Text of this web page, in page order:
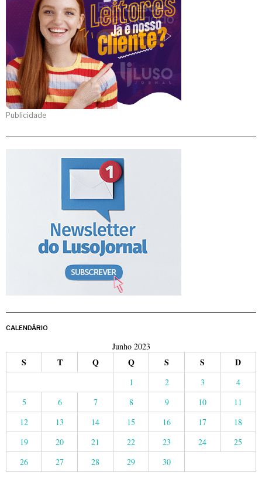
Publicidade
CALENDÁRIO
Junho 2023
S T Q Q S S D
1 2 3
4
5
6 7 8 9 10
11
12
13 14 15 16 17
18
19
20 21 22 23 24
25
26
27 28 29 30